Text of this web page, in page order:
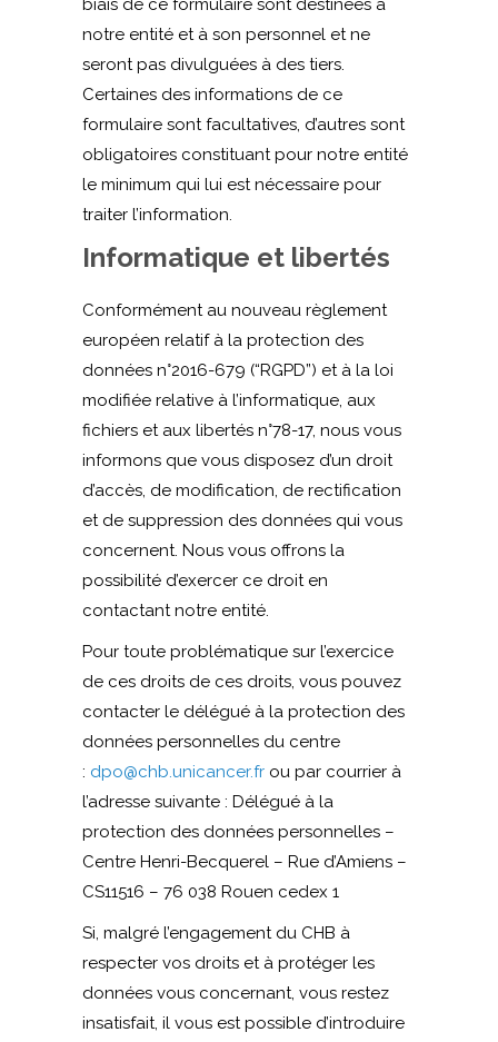
biais de ce formulaire sont destinées à
notre entité et à son personnel et ne
seront pas divulguées à des tiers.
Certaines des informations de ce
formulaire sont facultatives, d’autres sont
obligatoires constituant pour notre entité
le minimum qui lui est nécessaire pour
traiter l’information.
Informatique et libertés
Conformément au nouveau règlement
européen relatif à la protection des
données n°2016-679 (“RGPD”) et à la loi
modifiée relative à l’informatique, aux
fichiers et aux libertés n°78-17, nous vous
informons que vous disposez d’un droit
d’accès, de modification, de rectification
et de suppression des données qui vous
concernent. Nous vous offrons la
possibilité d’exercer ce droit en
contactant notre entité.
Pour toute problématique sur l’exercice
de ces droits de ces droits, vous pouvez
contacter le délégué à la protection des
données personnelles du centre
: dpo@chb.unicancer.fr ou par courrier à
l’adresse suivante : Délégué à la
protection des données personnelles –
Centre Henri-Becquerel – Rue d’Amiens –
CS11516 – 76 038 Rouen cedex 1
Si, malgré l’engagement du CHB à
respecter vos droits et à protéger les
données vous concernant, vous restez
insatisfait, il vous est possible d’introduire